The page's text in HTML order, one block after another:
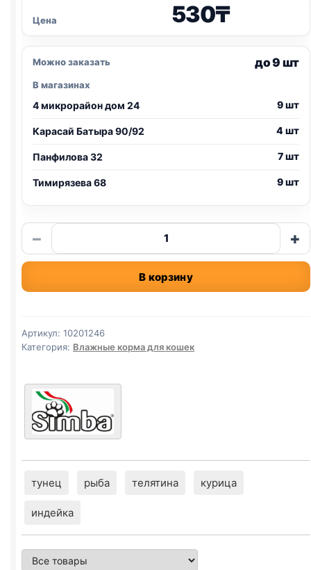
Цена 530₸
Можно заказать до 9 шт
В магазинах
4 микрорайон дом 24 9 шт
Карасай Батыра 90/92 4 шт
Панфилова 32 7 шт
Тимирязева 68 9 шт
−
Количество
товара
Simba
б
КРЕВЕТКИ)
85г
+
В корзину
Артикул: 10201246
Категория: Влажные корма для кошек
тунец рыба телятина курица
индейка